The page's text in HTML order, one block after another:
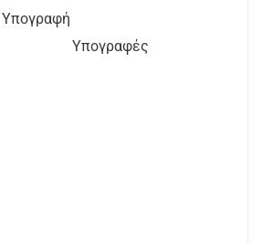
Υπογραφή
Υπογραφές